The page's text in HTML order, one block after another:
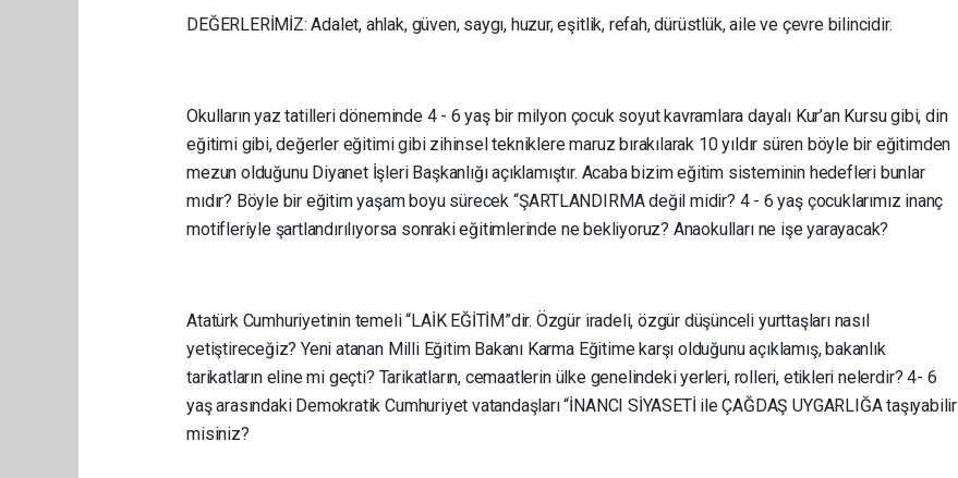
DEĞERLERİMİZ: Adalet, ahlak, güven, saygı, huzur, eşitlik, refah, dürüstlük, aile ve çevre bilincidir.
Okulların yaz tatilleri döneminde 4 - 6 yaş bir milyon çocuk soyut kavramlara dayalı Kur’an Kursu gibi, din
eğitimi gibi, değerler eğitimi gibi zihinsel tekniklere maruz bırakılarak 10 yıldır süren böyle bir eğitimden
mezun olduğunu Diyanet İşleri Başkanlığı açıklamıştır. Acaba bizim eğitim sisteminin hedefleri bunlar
mıdır? Böyle bir eğitim yaşam boyu sürecek “ŞARTLANDIRMA değil midir? 4 - 6 yaş çocuklarımız inanç
motifleriyle şartlandırılıyorsa sonraki eğitimlerinde ne bekliyoruz? Anaokulları ne işe yarayacak?
Atatürk Cumhuriyetinin temeli “LAİK EĞİTİM”dir. Özgür iradeli, özgür düşünceli yurttaşları nasıl
yetiştireceğiz? Yeni atanan Milli Eğitim Bakanı Karma Eğitime karşı olduğunu açıklamış, bakanlık
tarikatların eline mi geçti? Tarikatların, cemaatlerin ülke genelindeki yerleri, rolleri, etikleri nelerdir? 4- 6
yaş arasındaki Demokratik Cumhuriyet vatandaşları “İNANCI SİYASETİ ile ÇAĞDAŞ UYGARLIĞA taşıyabilir
misiniz?